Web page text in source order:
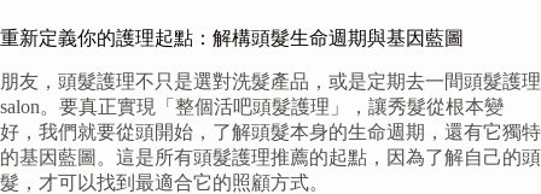
重新定義你的護理起點：解構頭髮生命週期與基因藍圖
朋友，頭髮護理不只是選對洗髮產品，或是定期去一間頭髮護理
salon。要真正實現「整個活吧頭髮護理」，讓秀髮從根本變
好，我們就要從頭開始，了解頭髮本身的生命週期，還有它獨特
的基因藍圖。這是所有頭髮護理推薦的起點，因為了解自己的頭
髮，才可以找到最適合它的照顧方式。